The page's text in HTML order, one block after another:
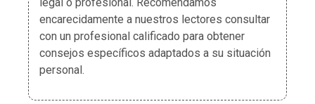
legal o profesional. Recomendamos
encarecidamente a nuestros lectores consultar
con un profesional calificado para obtener
consejos específicos adaptados a su situación
personal.